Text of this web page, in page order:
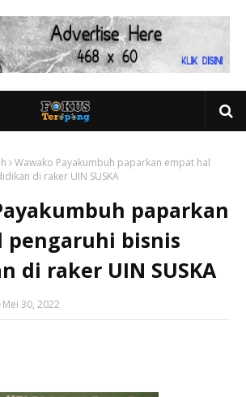
Wawako Payakumbuh paparkan empat hal
di raker UIN SUSKA
paparkan
pengaruhi bisnis
di raker UIN SUSKA
Mei 30, 2022